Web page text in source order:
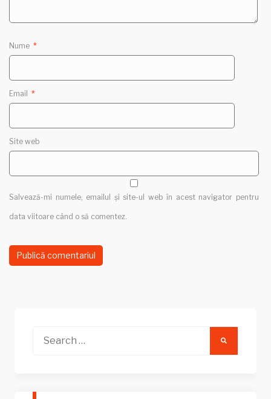
Nume *
Email *
Site web
Salvează-mi numele, emailul și site-ul web în acest navigator pentru
data viitoare când o să comentez.